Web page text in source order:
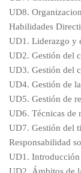
UD8.
Habilidades
UD1. Liderazgo y
UD2. Gestión del
UD3. Gestión del
UD4. Gestión de
UD5. Gestión de
UD6. Técnicas de
UD7. Gestión del
Responsabilidad
UD1. Introducción